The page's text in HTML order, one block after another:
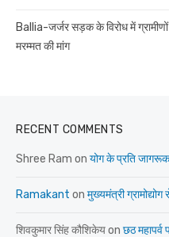
Ballia-जर्जर सड़क के विरोध में
मरम्मत की मांग
RECENT COMMENTS
Shree Ram on योग के प्रति
Ramakant on मुख्यमंत्री ग्रामोद्योग
शिवकुमार सिंह कौशिकेयon छठ महापर्व